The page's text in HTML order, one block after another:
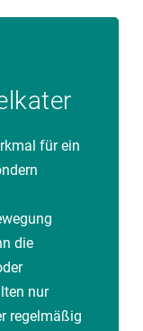
für ein
die
nur
regelmäßig